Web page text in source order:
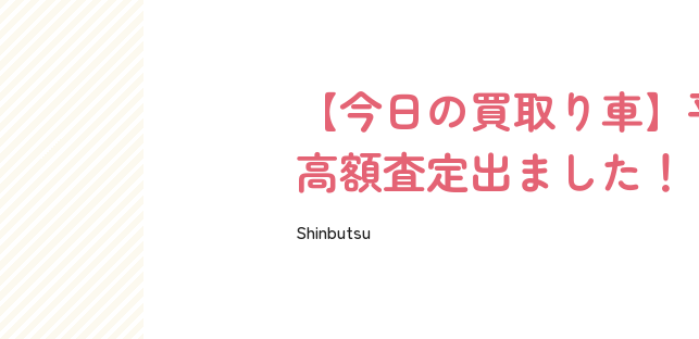
【今日の買取り車
高額査定出ました！
Shinbutsu